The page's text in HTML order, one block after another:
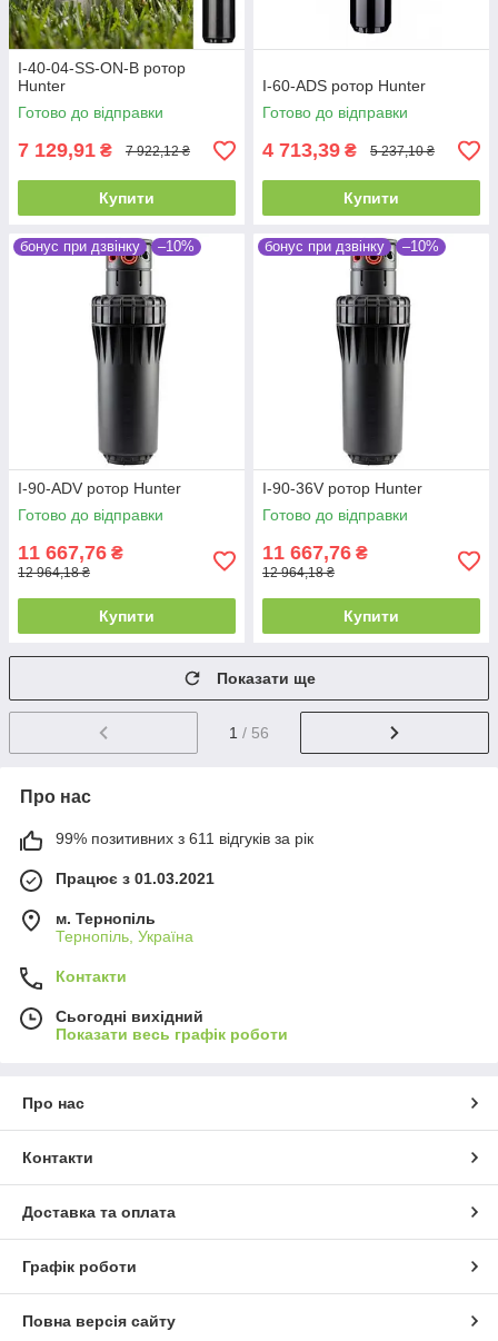
I-40-04-SS-ON-B ротор
Hunter
Готово до відправки
7 129,91 ₴ 7 922,12 ₴
Купити
I-60-ADS ротор Hunter
Готово до відправки
4 713,39 ₴ 5 237,10 ₴
Купити
бонус при дзвінку –10%
I-90-ADV ротор Hunter
Готово до відправки
11 667,76 ₴
12 964,18 ₴
Купити
бонус при дзвінку –10%
I-90-36V ротор Hunter
Готово до відправки
11 667,76 ₴
12 964,18 ₴
Купити
Показати ще
1 / 56
Про нас
99% позитивних з 611 відгуків за рік
Працює з 01.03.2021
м. Тернопіль
Тернопіль, Україна
Контакти
Сьогодні вихідний
Показати весь графік роботи
Про нас
Контакти
Доставка та оплата
Графік роботи
Повна версія сайту